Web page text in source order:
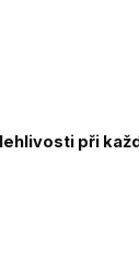
při